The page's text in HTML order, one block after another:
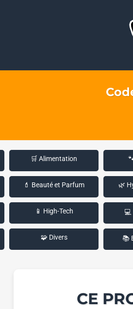
🛒 Alimentation
💄 Beauté et Parfum 🌿
📱 High-Tech 💻
🧩 Divers 📚
CE